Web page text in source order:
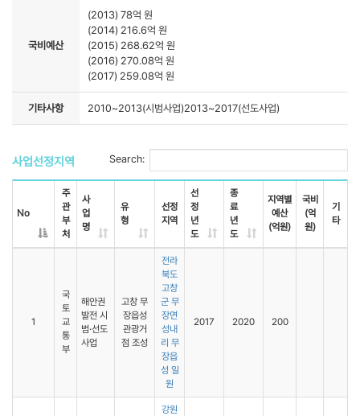
국비예산
(2013) 78억 원
(2014) 216.6억 원
(2015) 268.62억 원
(2016) 270.08억 원
(2017) 259.08억 원
기타사항 2010~2013(시범사업)2013~2017(선도사업)
사업선정지역 Search:
No
주
관
부
처
사
업
명
유
형
선정
지역
선
정
년
도
종
료
년
도
지역별
예산
(억원)
국비
(억
원)
기
타
1
국
토
교
통
부
해안권
발전 시
범·선도
사업
고창 무
장읍성
관광거
점 조성
전라
북도
고창
군 무
장면
성내
리 무
장읍
성 일
원
2017 2020 200
강원